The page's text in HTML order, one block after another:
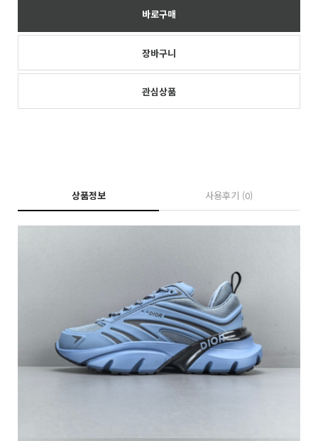
바로구매
장바구니
관심상품
상품정보 사용후기 (0)